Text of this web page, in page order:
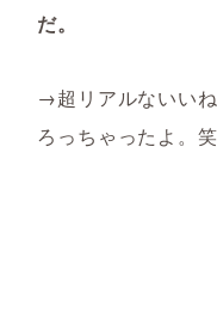
だ。
→超リアルないい
ろっちゃったよ。笑